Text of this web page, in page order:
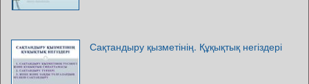
Сақтандыру қызметінің. Құқықтық негіздері